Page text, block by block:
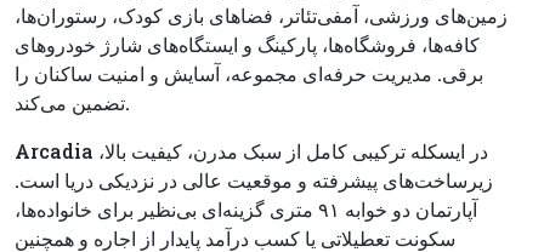
زمین‌های ورزشی، آمفی‌تئاتر، فضاهای بازی کودک، رستوران‌ها،
کافه‌ها، فروشگاه‌ها، پارکینگ و ایستگاه‌های شارژ خودروهای
برقی. مدیریت حرفه‌ای مجموعه، آسایش و امنیت ساکنان را
تضمین می‌کند.
Arcadia در ایسکله ترکیبی کامل از سبک مدرن، کیفیت بالا،
زیرساخت‌های پیشرفته و موقعیت عالی در نزدیکی دریا است.
آپارتمان دو خوابه ۹۱ متری گزینه‌ای بی‌نظیر برای خانواده‌ها،
سکونت تعطیلاتی یا کسب درآمد پایدار از اجاره و همچنین